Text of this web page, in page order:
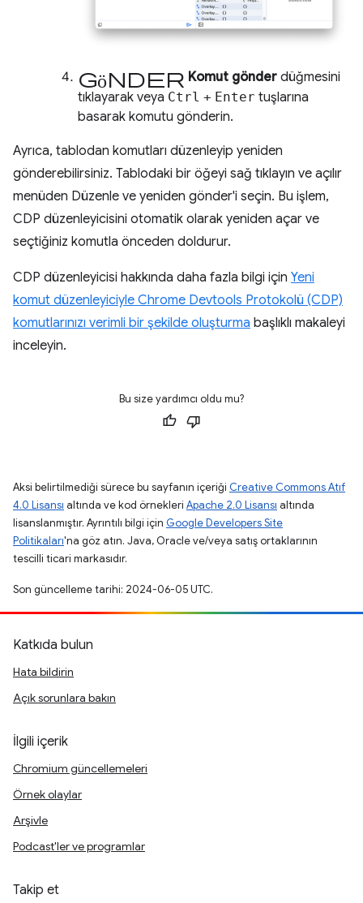
Gönder Komut gönder düğmesini
tıklayarak veya Ctrl + Enter tuşlarına
basarak komutu gönderin.
Ayrıca, tablodan komutları düzenleyip yeniden
gönderebilirsiniz. Tablodaki bir öğeyi sağ tıklayın ve açılır
menüden Düzenle ve yeniden gönder'i seçin. Bu işlem,
CDP düzenleyicisini otomatik olarak yeniden açar ve
seçtiğiniz komutla önceden doldurur.
CDP düzenleyicisi hakkında daha fazla bilgi için Yeni
komut düzenleyiciyle Chrome Devtools Protokolü (CDP)
komutlarınızı verimli bir şekilde oluşturma başlıklı makaleyi
inceleyin.
Bu size yardımcı oldu mu?
Aksi belirtilmediği sürece bu sayfanın içeriği Creative Commons Atıf
4.0 Lisansı altında ve kod örnekleri Apache 2.0 Lisansı altında
lisanslanmıştır. Ayrıntılı bilgi için Google Developers Site
Politikaları'na göz atın. Java, Oracle ve/veya satış ortaklarının
tescilli ticari markasıdır.
Son güncelleme tarihi: 2024-06-05 UTC.
Katkıda bulun
Hata bildirin
Açık sorunlara bakın
İlgili içerik
Chromium güncellemeleri
Örnek olaylar
Arşivle
Podcast'ler ve programlar
Takip et